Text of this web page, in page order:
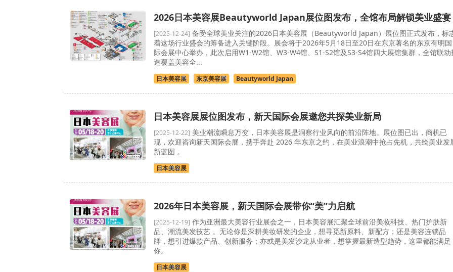
2026日本美容展Beautyworld Japan展位图发布，全馆布局解锁美业盛宴
[2025-12-24] 备受全球美业关注的2026日本美容展（Beautyworld Japan）展位图正式发布，标
着这场行业盛会的筹备进入关键阶段。展会将于2026年5月18日至20日在东京著名的东京有明国
际会展中心举办，此次启用W1-W2馆、W3-W4馆、S1-S2馆及S3-S4馆四大展馆集群，全馆联动
造覆盖美容全...
日本美容展 东京美容展 Beautyworld Japan
日本美容展展位图发布，新天国际会展邀您共探美业新局
[2025-12-22] 美业潮流瞬息万变，日本美容展是洞察行业风向的前沿阵地。展位图已出，商机已
现，欢迎咨询新天国际会展，携手奔赴 2026 年东京之约，在美业浪潮中抢占先机，共绘美业发
新蓝图 。
日本美容展
2026年日本美容展，新天国际会展带你“美”力启航
[2025-12-19] 作为亚洲最大美容行业展会之一，日本美容展汇聚全球前沿美妆科技、热门护肤新
品、潮流美发技艺 。无论你是深耕美妆研发的企业，想寻觅新原料、新配方；还是美容连锁品
牌，想引进爆款产品、创新服务；亦或是美发沙龙从业者，想掌握最新造型趋势，这里都能满足
你。
日本美容展